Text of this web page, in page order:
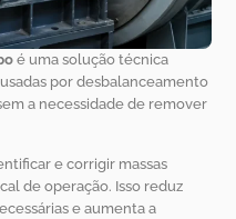
é uma solução técnica
por desbalanceamento
a necessidade de remover
e corrigir massas
de operação. Isso reduz
e aumenta a